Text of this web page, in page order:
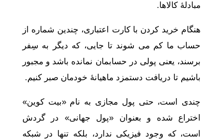
مبادلۀ کالاها.
هنگام خرید کردن با کارت اعتباری، چندین شماره از
حساب ما کم می شوند تا جایی، که دیگر به سِفر
برسند، یعنی پولی در حسابمان نمانده باشد و مجبور
باشیم تا دریافت دستمزد ماهیانۀ خودمان صبر کنیم.
چندی است، حتی پول مجازی به نام «بیت کوین»
اختراع شده و بعنوان «پول جهانی» در گردش
است، که وجود فیزیکی ندارد، بلکه تنها در شبکه